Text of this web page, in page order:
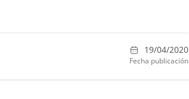
19/04/2020
Fecha publicación